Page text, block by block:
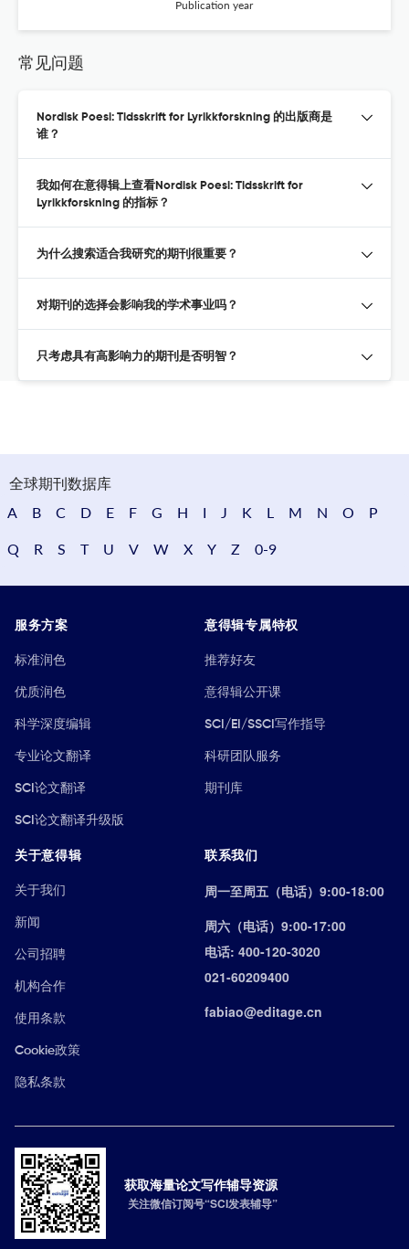
Publication year
常见问题
Nordisk Poesi: Tidsskrift for Lyrikkforskning 的出版商是
谁？
我如何在意得辑上查看Nordisk Poesi: Tidsskrift for
Lyrikkforskning 的指标？
为什么搜索适合我研究的期刊很重要？
对期刊的选择会影响我的学术事业吗？
只考虑具有高影响力的期刊是否明智？
全球期刊数据库
A
B C D E F G H I J K L M N O P
Q R S T U V W X Y Z 0-9